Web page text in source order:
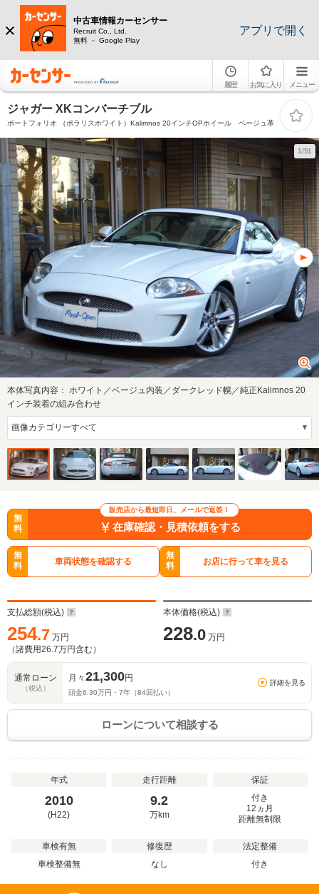
中古車情報カーセンサー
Recruit Co., Ltd.
無料 － Google Play
アプリで開く
履歴 お気に入り メニュー
ジャガー XKコンバーチブル
ポートフォリオ （ポラリスホワイト）Kalimnos 20インチOPホイール ベージュ革
1/51
本体写真内容： ホワイト／ベージュ内装／ダークレッド幌／純正Kalimnos 20
インチ装着の組み合わせ
販売店から最短即日、メールで返答！
無
料
在庫確認・見積依頼をする
無
料
車両状態を確認する
無
料
お店に行って車を見る
支払総額(税込)
254.7 万円
（諸費用26.7万円含む）
本体価格(税込)
228.0 万円
通常ローン
（税込）
月々21,300円
頭金6.30万円・ 7年（84回払い）
詳細を見る
ローンについて相談する
年式
2010
(H22)
走行距離
9.2
万km
保証
付き
12ヵ月
距離無制限
車検有無
車検整備無
修復歴
なし
法定整備
付き